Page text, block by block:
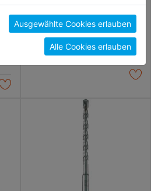
Steinbohrersatz Long Life
TSS8 8tlg.
16,99€
zu. Unter "Details
Infos zu den
unter "Cookies
auswählen, welche Cookies
welche nicht.
findest du in unserer
.
Ausgewählte Cookies erlauben
Alle Cookies erlauben